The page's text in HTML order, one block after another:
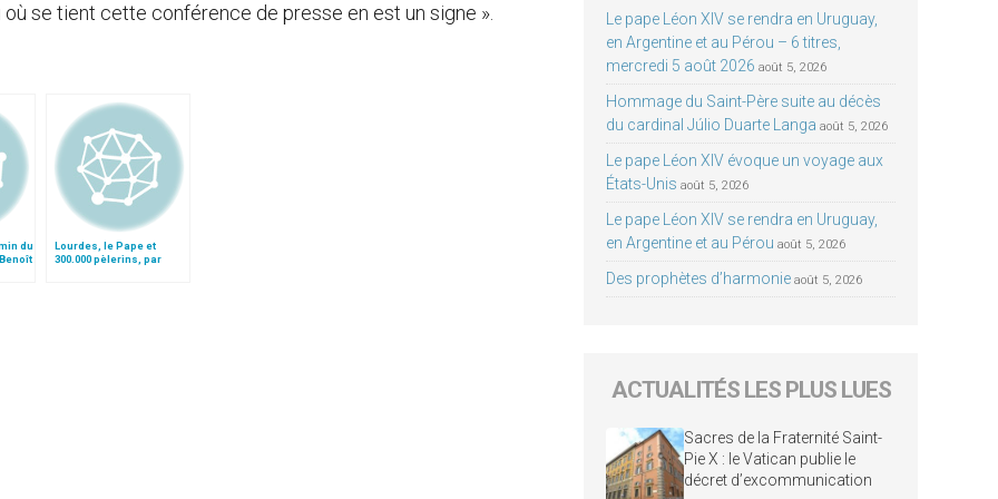
se tient cette conférence de presse en est un signe ».
du
Lourdes, le Pape et
300.000 pèlerins, par
Le pape Léon XIV se rendra en Uruguay,
en Argentine et au Pérou – 6 titres,
mercredi 5 août 2026 août 5, 2026
Hommage du Saint-Père suite au décès
du cardinal Júlio Duarte Langa août 5, 2026
Le pape Léon XIV évoque un voyage aux
États-Unis août 5, 2026
Le pape Léon XIV se rendra en Uruguay,
en Argentine et au Pérou août 5, 2026
Des prophètes d’harmonie août 5, 2026
ACTUALITÉS LES PLUS LUES
Sacres de la Fraternité Saint-
Pie X : le Vatican publie le
décret d’excommunication